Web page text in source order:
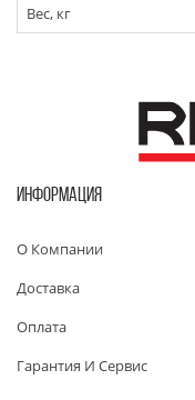
Вес, кг
ИНФОРМАЦИЯ
О Компании
Доставка
Оплата
Гарантия И Сервис